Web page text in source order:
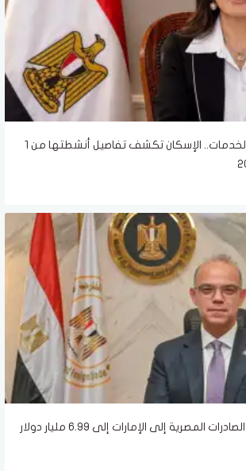
من المشروعات إلى الخدمات.. الإسكان تكشف تفاصيل أنشطتها من 1
المصرية إلى الإمارات إلى 6.99 مليار دولار